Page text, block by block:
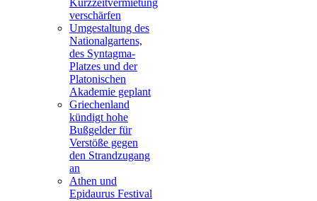
Kurzzeitvermietung
verschärfen
Umgestaltung des
Nationalgartens,
des Syntagma-
Platzes und der
Platonischen
Akademie geplant
Griechenland
kündigt hohe
Bußgelder für
Verstöße gegen
den Strandzugang
an
Athen und
Epidaurus Festival